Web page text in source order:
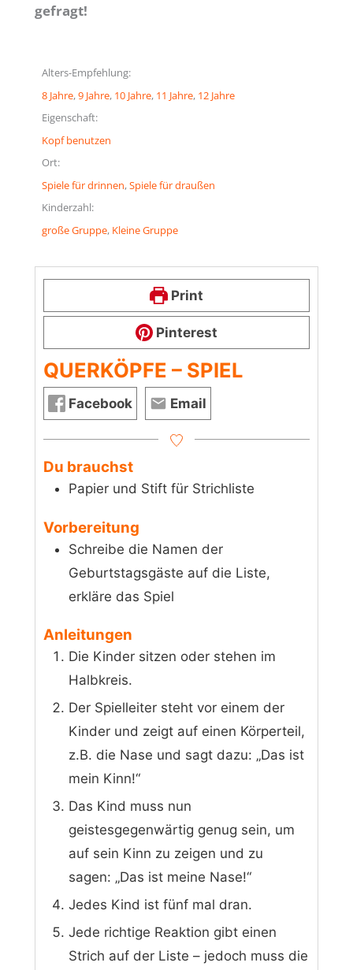
gefragt!
Alters-Empfehlung:
8 Jahre, 9 Jahre, 10 Jahre, 11 Jahre, 12 Jahre
Eigenschaft:
Kopf benutzen
Ort:
Spiele für drinnen, Spiele für draußen
Kinderzahl:
große Gruppe, Kleine Gruppe
Print
Pinterest
QUERKÖPFE – SPIEL
Facebook Email
Du brauchst
Papier und Stift für Strichliste
Vorbereitung
Schreibe die Namen der
Geburtstagsgäste auf die Liste,
erkläre das Spiel
Anleitungen
Die Kinder sitzen oder stehen im
Halbkreis.
Der Spielleiter steht vor einem der
Kinder und zeigt auf einen Körperteil,
z.B. die Nase und sagt dazu: „Das ist
mein Kinn!“
Das Kind muss nun
geistesgegenwärtig genug sein, um
auf sein Kinn zu zeigen und zu
sagen: „Das ist meine Nase!“
Jedes Kind ist fünf mal dran.
Jede richtige Reaktion gibt einen
Strich auf der Liste – jedoch muss die